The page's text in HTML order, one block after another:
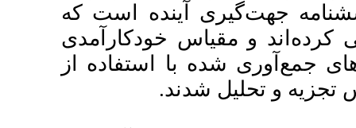
است که
خودکارآمدی
استفاده از